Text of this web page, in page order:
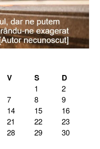
V S D
1
2
7 8
9
14 15
16
21 22
23
28 29
30